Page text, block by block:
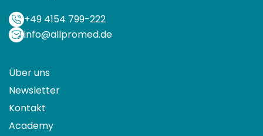
+49 4154 799-222
info@allpromed.de
Über uns
Newsletter
Kontakt
Academy